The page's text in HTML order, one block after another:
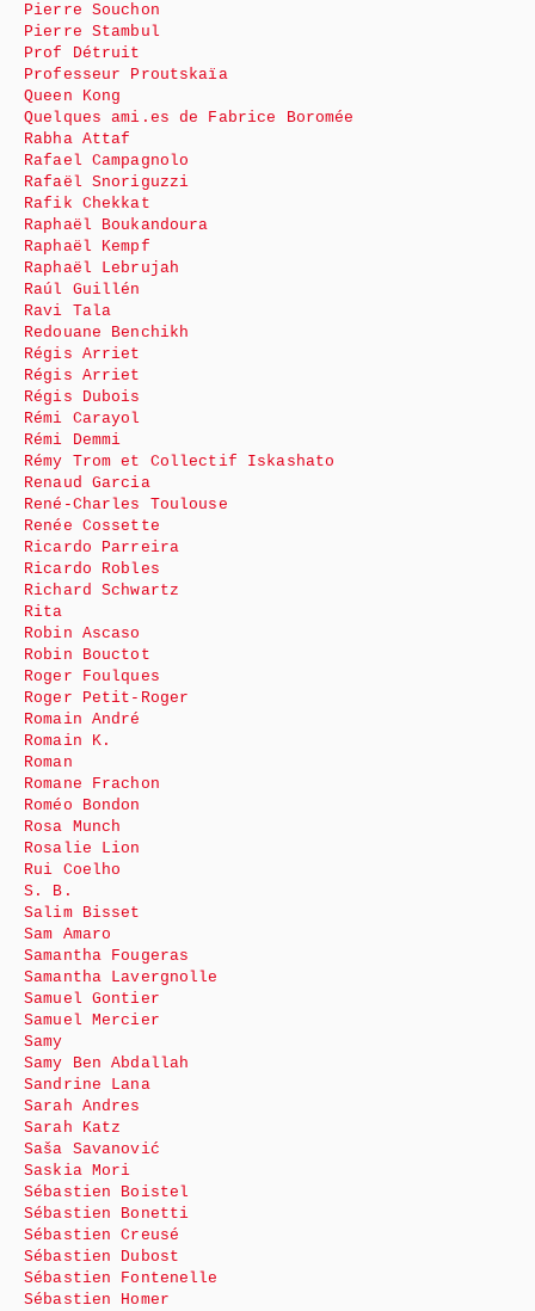
Pierre Souchon
Pierre Stambul
Prof Détruit
Professeur Proutskaïa
Queen Kong
Quelques ami.es de Fabrice Boromée
Rabha Attaf
Rafael Campagnolo
Rafaël Snoriguzzi
Rafik Chekkat
Raphaël Boukandoura
Raphaël Kempf
Raphaël Lebrujah
Raúl Guillén
Ravi Tala
Redouane Benchikh
Régis Arriet
Régis Arriet
Régis Dubois
Rémi Carayol
Rémi Demmi
Rémy Trom et Collectif Iskashato
Renaud Garcia
René-Charles Toulouse
Renée Cossette
Ricardo Parreira
Ricardo Robles
Richard Schwartz
Rita
Robin Ascaso
Robin Bouctot
Roger Foulques
Roger Petit-Roger
Romain André
Romain K.
Roman
Romane Frachon
Roméo Bondon
Rosa Munch
Rosalie Lion
Rui Coelho
S. B.
Salim Bisset
Sam Amaro
Samantha Fougeras
Samantha Lavergnolle
Samuel Gontier
Samuel Mercier
Samy
Samy Ben Abdallah
Sandrine Lana
Sarah Andres
Sarah Katz
Saša Savanović
Saskia Mori
Sébastien Boistel
Sébastien Bonetti
Sébastien Creusé
Sébastien Dubost
Sébastien Fontenelle
Sébastien Homer